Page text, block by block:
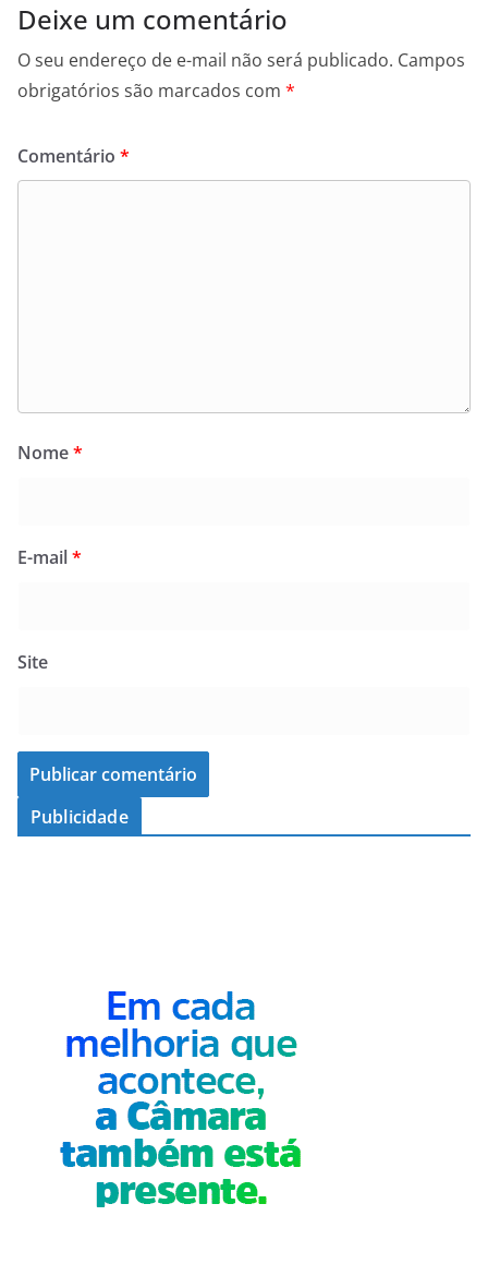
Deixe um comentário
O seu endereço de e-mail não será publicado. Campos
obrigatórios são marcados com *
Comentário *
Nome*
E-mail*
Site
Publicidade